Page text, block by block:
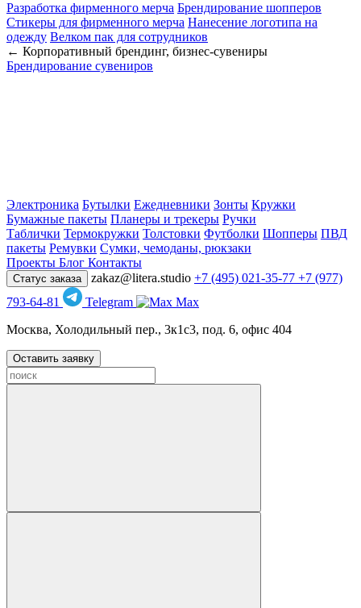
Разработка фирменного мерча Брендирование шопперов
Стикеры для фирменного мерча Нанесение логотипа на
одежду Велком пак для сотрудников
← Корпоративный брендинг, бизнес-сувениры
Брендирование сувениров
Электроника Бутылки Ежедневники Зонты Кружки
Бумажные пакеты Планеры и трекеры Ручки
Таблички Термокружки Толстовки Футболки Шопперы ПВД
пакеты Ремувки Сумки, чемоданы, рюкзаки
Проекты Блог Контакты
Статус заказа zakaz@litera.studio +7 (495) 021-35-77 +7 (977)
793-64-81
Telegram
Max
Москва, Холодильный пер., 3к1с3, под. 6, офис 404
Оставить заявку